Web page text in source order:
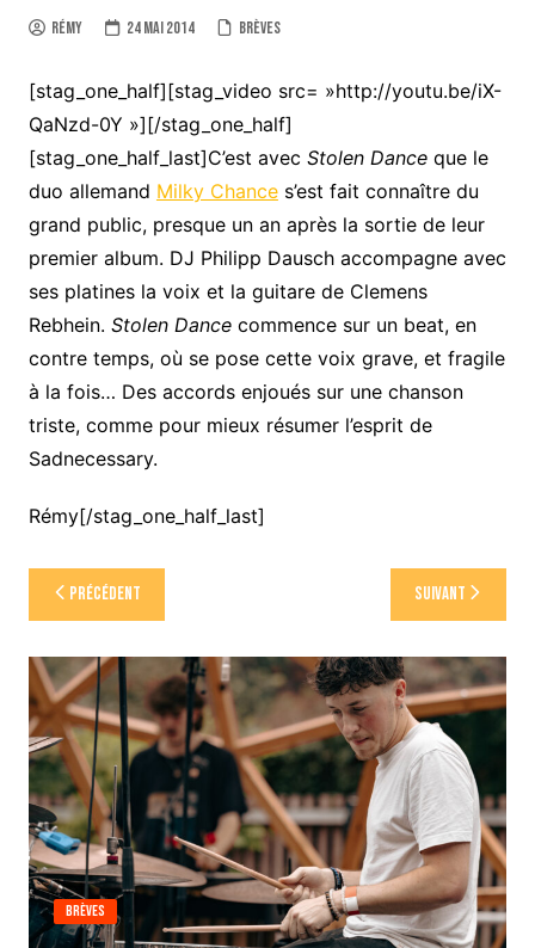
Rémy 24 mai 2014 Brèves
[stag_one_half][stag_video src= »http://youtu.be/iX-
QaNzd-0Y »][/stag_one_half]
[stag_one_half_last]C’est avec Stolen Danceque le
duo allemand Milky Chances’est fait connaître du
grand public, presque un an après la sortie de leur
premier album. DJ Philipp Dausch accompagne avec
ses platines la voix et la guitare de Clemens
Rebhein. Stolen Dancecommence sur un beat, en
contre temps, où se pose cette voix grave, et fragile
à la fois… Des accords enjoués sur une chanson
triste, comme pour mieux résumer l’esprit de
Sadnecessary.
Rémy[/stag_one_half_last]
Navigation
de
l’article
Précédent Suivant
Brèves